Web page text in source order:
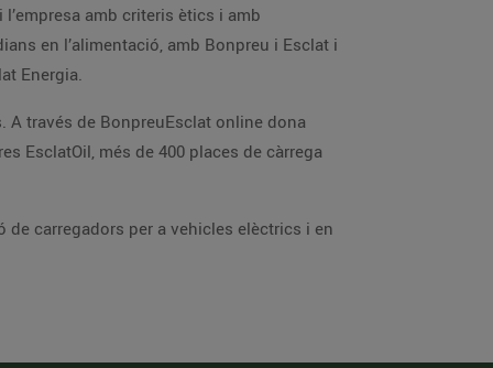
amb criteris ètics i amb
en l’alimentació, amb Bonpreu i Esclat i
Energia.
A través de BonpreuEsclat online dona
EsclatOil, més de 400 places de càrrega
carregadors per a vehicles elèctrics i en